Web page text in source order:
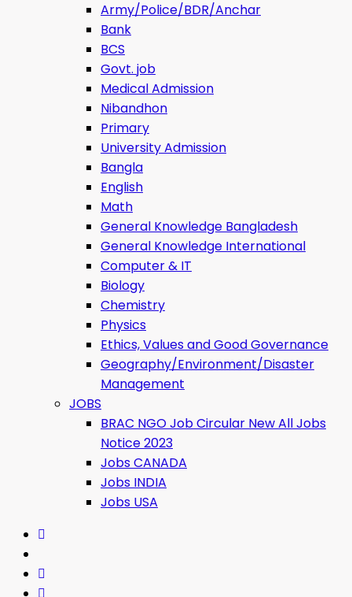
Army/Police/BDR/Anchar
Bank
BCS
Govt. job
Medical Admission
Nibandhon
Primary
University Admission
Bangla
English
Math
General Knowledge Bangladesh
General Knowledge International
Computer & IT
Biology
Chemistry
Physics
Ethics, Values ​​and Good Governance
Geography/Environment/Disaster
Management
JOBS
BRAC NGO Job Circular New All Jobs
Notice 2023
Jobs CANADA
Jobs INDIA
Jobs USA